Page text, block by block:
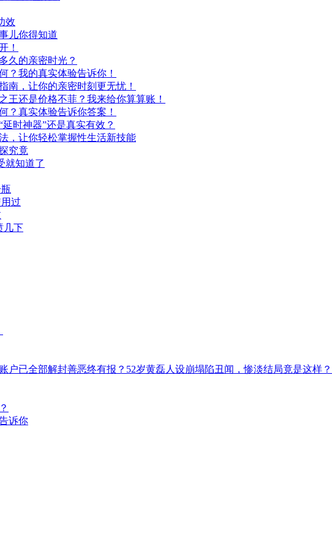
效
儿你得知道
！
久的亲密时光？
？我的真实体验告诉你！
南，让你的亲密时刻更无忧！
王还是价格不菲？我来给你算算账！
？真实体验告诉你答案！
时神器”还是真实有效？
，让你轻松掌握性生活新技能
究竟
就知道了
过
几下
户已全部解封善恶终有报？52岁黄磊人设崩塌陷丑闻，惨淡结局竟是这样？
诉你